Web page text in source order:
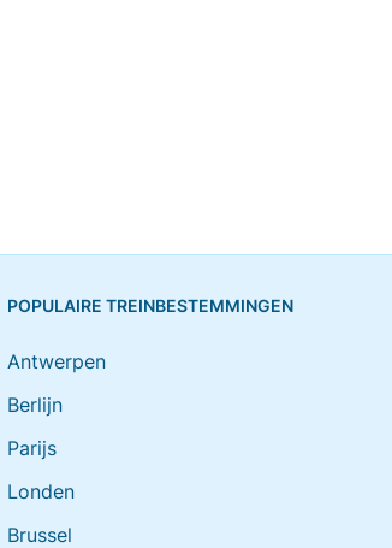
POPULAIRE TREINBESTEMMINGEN
Antwerpen
Berlijn
Parijs
Londen
Brussel